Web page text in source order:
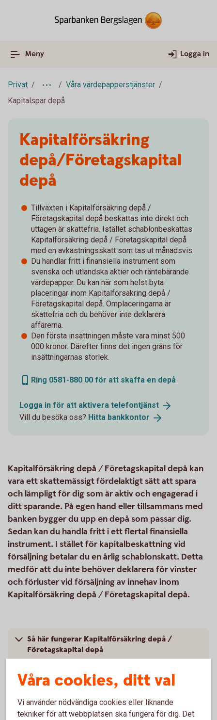
Meny Logga in
Privat
Våra värdepapperstjänster
Kapitalspar depå
Kapitalförsäkring
depå/Företagskapital
depå
Tillväxten i Kapitalförsäkring depå /
Företagskapital depå beskattas inte direkt och
uttagen är skattefria. Istället schablonbeskattas
Kapitalförsäkring depå / Företagskapital depå
med en avkastningsskatt som tas ut månadsvis.
Du handlar fritt i finansiella instrument som
svenska och utländska aktier och räntebärande
värdepapper. Du kan när som helst byta
placeringar inom Kapitalförsäkring depå /
Företagskapital depå. Omplaceringarna är
skattefria och du behöver inte deklarera
affärerna.
Den första insättningen måste vara minst 500
000 kronor. Därefter finns det ingen gräns för
insättningarnas storlek.
Ring 0581-880 00 för att skaffa en depå
Logga in för att aktivera telefontjänst
Vill du besöka oss? Hitta bankkontor
Kapitalförsäkring depå / Företagskapital depå kan
vara ett skattemässigt fördelaktigt sätt att spara
och lämpligt för dig som är aktiv och engagerad i
ditt sparande. På egen hand eller tillsammans med
banken bygger du upp en depå som passar dig.
Sedan kan du handla fritt i ett flertal finansiella
instrument. I stället för kapitalbeskattning vid
försäljning betalar du en årlig schablonskatt. Detta
medför att du inte behöver deklarera för vinster
och förluster vid försäljning av innehav inom
Kapitalförsäkring depå / Företagskapital depå.
Så här fungerar Kapitalförsäkring depå /
Företagskapital depå
Pris
Våra cookies, ditt val
Vi använder nödvändiga cookies eller liknande
tekniker för att webbplatsen ska fungera för dig. Det